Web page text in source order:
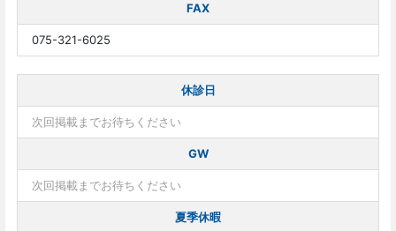
FAX
075-321-6025
休診日
次回掲載までお待ちください
GW
次回掲載までお待ちください
夏季休暇